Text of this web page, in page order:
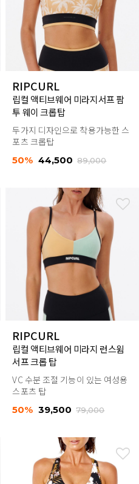
RIPCURL
립컬 액티브웨어 미라지서프 팜
투 웨이 크롭탑
두가지 디자인으로 착용가능한 스
포츠 크롭탑
50% 44,500 89,000
RIPCURL
립컬 액티브웨어 미라지 런스윔
서프 크롭 탑
VC 수분 조절 기능이 있는 여성용
스포츠 탑
50% 39,500 79,000